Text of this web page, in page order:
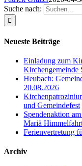
Suche nach:
Neueste Beiträge
Einladung zum
Kirchengemeinde
Heubach:
20.08.2026
und Gemeindefest
Spendenaktion
Mariä
Ferienvertretung
Archiv